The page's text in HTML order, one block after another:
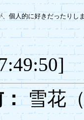
個人的に好きだったりし
雪花